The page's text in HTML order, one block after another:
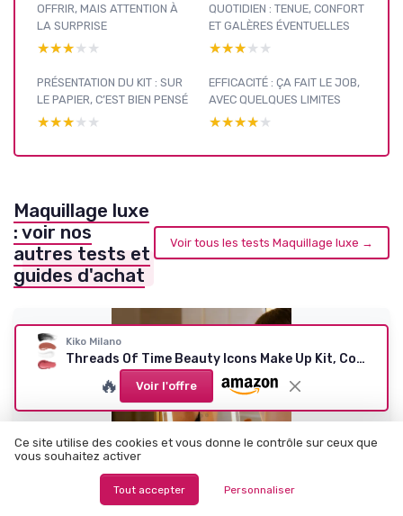
OFFRIR, MAIS ATTENTION À
LA SURPRISE
★★★★★
★★★★★
QUOTIDIEN : TENUE, CONFORT
ET GALÈRES ÉVENTUELLES
★★★★★
★★★★★
PRÉSENTATION DU KIT : SUR
LE PAPIER, C’EST BIEN PENSÉ
★★★★★
★★★★★
EFFICACITÉ : ÇA FAIT LE JOB,
AVEC QUELQUES LIMITES
★★★★★
★★★★★
Maquillage luxe
: voir nos
autres tests et
guides d'achat
Voir tous les tests Maquillage luxe →
Kiko Milano
Threads Of Time Beauty Icons Make Up Kit, Coffret Cadeau Maquillage: Mascara, Blush En Stick, Et Rouge À Lèvres Et Brillant À Lèvres 2 En 1
🔥 Voir l'offre
Ce site utilise des cookies et vous donne le contrôle sur ceux que
vous souhaitez activer
Tout accepter Personnaliser